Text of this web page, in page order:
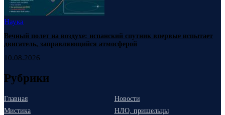
Наука
Вечный полет на воздухе: испанский спутник впервые испытает
двигатель, заправляющийся атмосферой
10.08.2026
Рубрики
Главная
Новости
Мистика
НЛО, пришельцы